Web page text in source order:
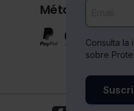
Consulta la
sobre
Métodos de